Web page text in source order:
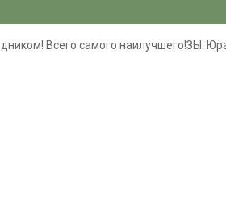
Всего самого наилучшего!ЗЫ: